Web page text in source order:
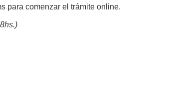
para comenzar el trámite online.